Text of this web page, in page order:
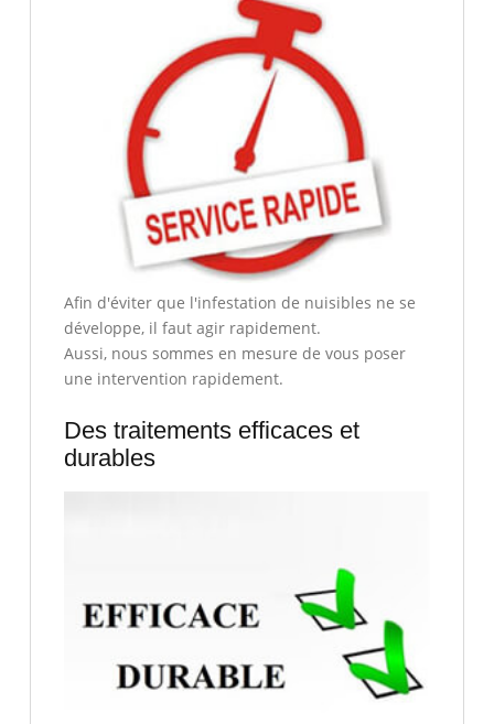
Afin d'éviter que l'infestation de nuisibles ne se
développe, il faut agir rapidement.
Aussi, nous sommes en mesure de vous poser
une intervention rapidement.
Des traitements efficaces et
durables